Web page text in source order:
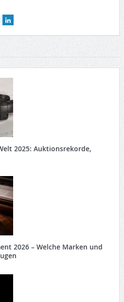
2025: Auktionsrekorde,
2026 – Welche Marken und